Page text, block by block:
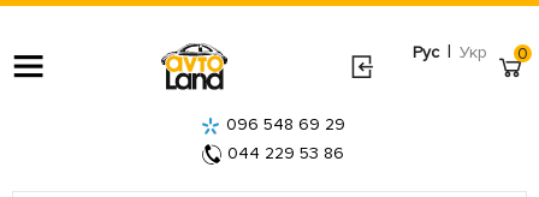
Рус | Укр
096 548 69 29
044 229 53 86
0